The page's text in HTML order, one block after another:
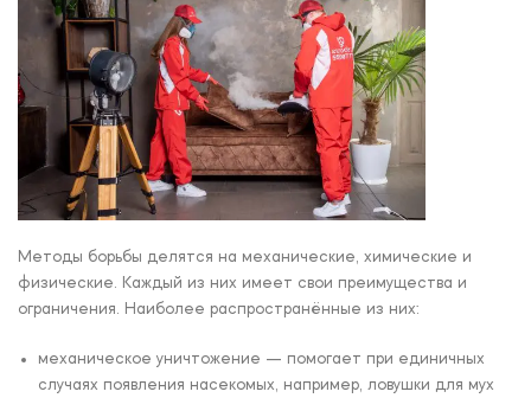
Методы борьбы делятся на механические, химические и
физические. Каждый из них имеет свои преимущества и
ограничения. Наиболее распространённые из них:
механическое уничтожение — помогает при единичных
случаях появления насекомых, например, ловушки для мух